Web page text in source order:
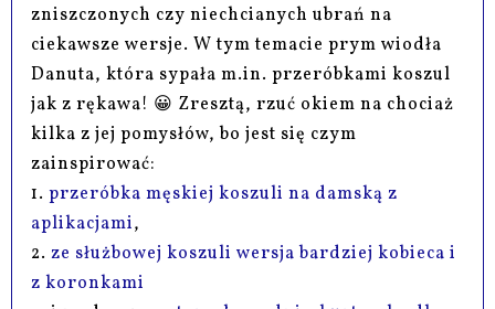
zniszczonych czy niechcianych ubrań na
ciekawsze wersje. W tym temacie prym wiodła
Danuta, która sypała m.in. przeróbkami koszul
jak z rękawa! 😀 Zresztą, rzuć okiem na chociaż
kilka z jej pomysłów, bo jest się czym
zainspirować:
1.przeróbka męskiej koszuli na damską z
aplikacjami,
2.ze służbowej koszuli wersja bardziej kobieca i
z koronkami